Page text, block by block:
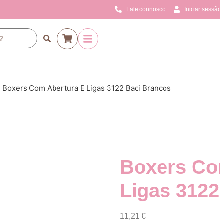
Fale connosco Iniciar
Com Abertura E Ligas 3122 Baci Brancos
Boxers
Ligas
11,21 €